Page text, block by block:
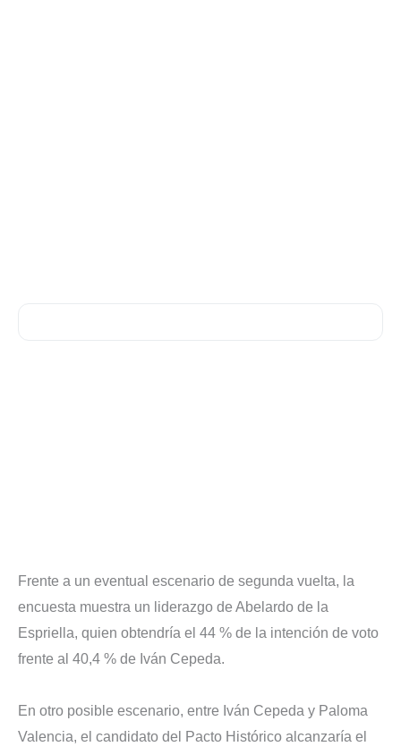
Frente a un eventual escenario de segunda vuelta, la
encuesta muestra un liderazgo de Abelardo de la
Espriella, quien obtendría el 44 % de la intención de voto
frente al 40,4 % de Iván Cepeda.
En otro posible escenario, entre Iván Cepeda y Paloma
Valencia, el candidato del Pacto Histórico alcanzaría el